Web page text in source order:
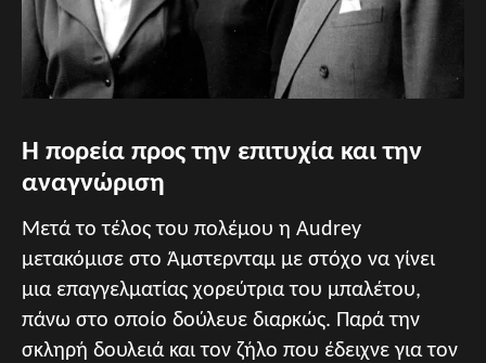
Η πορεία προς την επιτυχία και την
αναγνώριση
Μετά το τέλος του πολέμου η Audrey
μετακόμισε στο Άμστερνταμ με στόχο να γίνει
μια επαγγελματίας χορεύτρια του μπαλέτου,
πάνω στο οποίο δούλευε διαρκώς. Παρά την
σκληρή δουλειά και τον ζήλο που έδειχνε για τον